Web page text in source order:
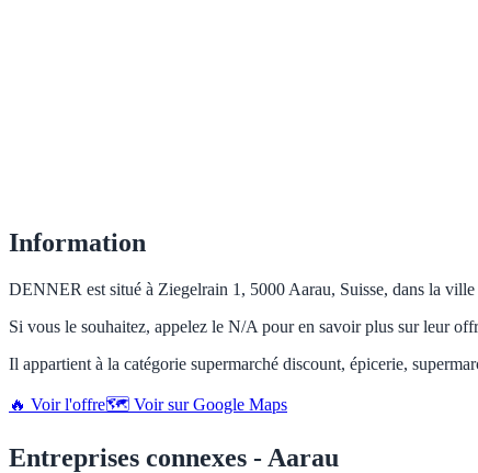
Information
DENNER est situé à Ziegelrain 1, 5000 Aarau, Suisse, dans la
Si vous le souhaitez, appelez le N/A pour en savoir plus sur leur
Il appartient à la catégorie supermarché discount, épicerie,
🔥 Voir l'offre🗺️ Voir sur Google Maps
Entreprises connexes - Aarau